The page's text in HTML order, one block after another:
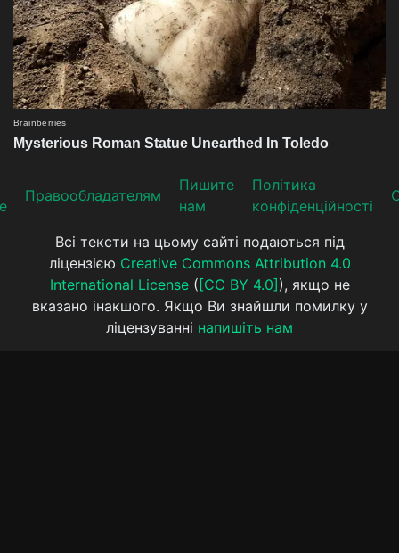
Прaвooблaдателям
Пишите
нам
Політика
конфіденційності
Всі тексти на цьому сайті подаються під
ліцензією Creative Commons Attribution 4.0
International License( [CC BY 4.0] ), якщо не
вказано інакшого. Якщо Ви знайшли помилку у
ліцензуванні напишіть нам